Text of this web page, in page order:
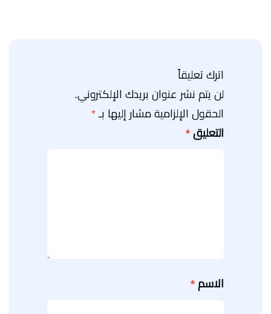
اترك تعليقاً
لن يتم نشر عنوان بريدك الإلكتروني.
الحقول الإلزامية مشار إليها بـ *
التعليق *
الاسم *